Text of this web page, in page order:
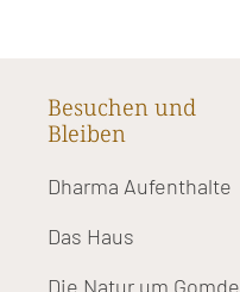
Besuchen und
Bleiben
Dharma Aufenthalte
Das Haus
Die Natur um Gomde